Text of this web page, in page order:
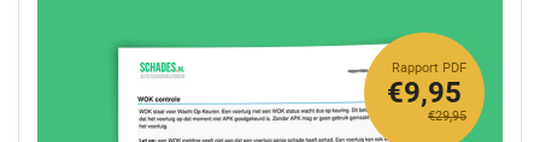
Rapport PDF
€29,95
€9,95